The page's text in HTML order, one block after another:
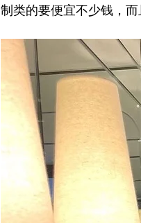
制类的要便宜不少钱，